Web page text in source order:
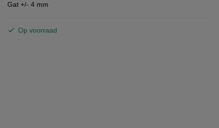
Gat +/- 4 mm
Op voorraad